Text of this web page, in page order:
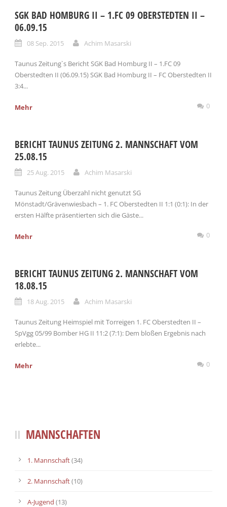
SGK BAD HOMBURG II – 1.FC 09 OBERSTEDTEN II –
06.09.15
08 Sep. 2015 Achim Masarski
Taunus Zeitung`s Bericht SGK Bad Homburg II – 1.FC 09
Oberstedten II (06.09.15) SGK Bad Homburg II – FC Oberstedten II
3:4...
Mehr 0
BERICHT TAUNUS ZEITUNG 2. MANNSCHAFT VOM
25.08.15
25 Aug. 2015 Achim Masarski
Taunus Zeitung Überzahl nicht genutzt SG
Mönstadt/Grävenwiesbach – 1. FC Oberstedten II 1:1 (0:1): In der
ersten Hälfte präsentierten sich die Gäste...
Mehr 0
BERICHT TAUNUS ZEITUNG 2. MANNSCHAFT VOM
18.08.15
18 Aug. 2015 Achim Masarski
Taunus Zeitung Heimspiel mit Torreigen 1. FC Oberstedten II –
SpVgg 05/99 Bomber HG II 11:2 (7:1): Dem bloßen Ergebnis nach
erlebte...
Mehr 0
MANNSCHAFTEN
1. Mannschaft(34)
2. Mannschaft(10)
A-Jugend (13)